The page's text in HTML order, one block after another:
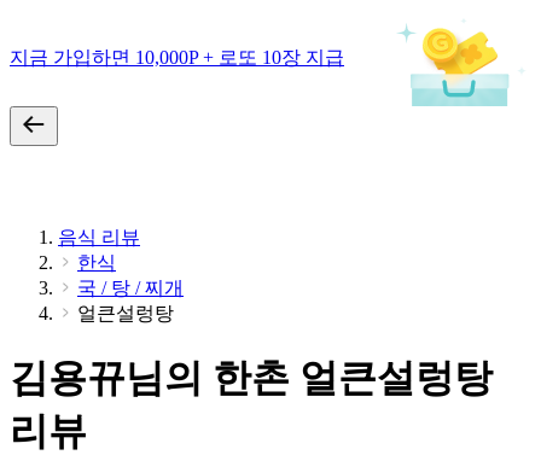
지금 가입하면 10,000P + 로또 10장 지급
음식 리뷰
한식
국 / 탕 / 찌개
얼큰설렁탕
김용뀨님의 한촌 얼큰설렁탕
리뷰